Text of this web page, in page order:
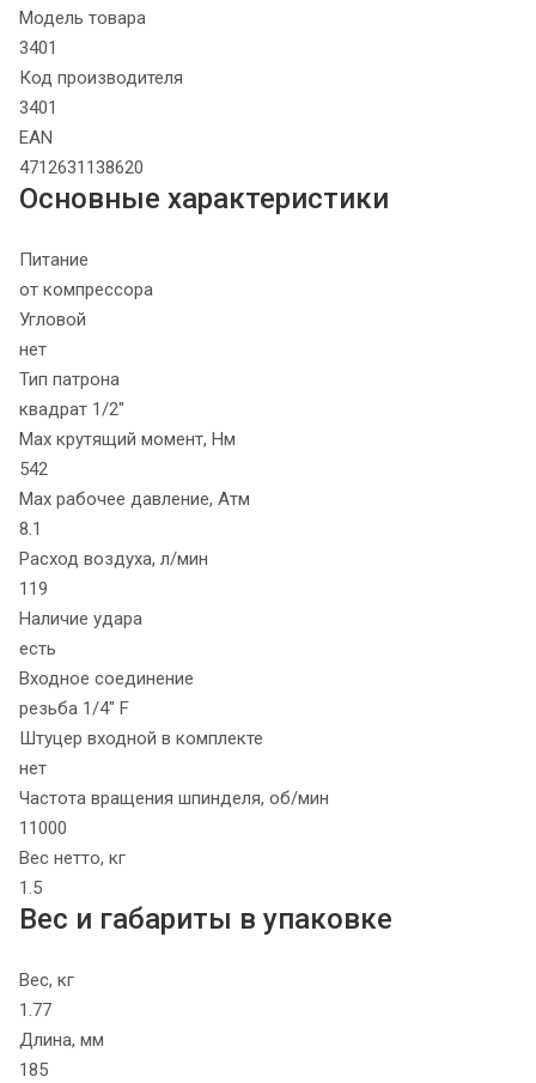
Модель товара
3401
Код производителя
3401
EAN
4712631138620
Основные характеристики
Питание
от компрессора
Угловой
нет
Тип патрона
квадрат 1/2"
Max крутящий момент, Нм
542
Max рабочее давление, Атм
8.1
Расход воздуха, л/мин
119
Наличие удара
есть
Входное соединение
резьба 1/4" F
Штуцер входной в комплекте
нет
Частота вращения шпинделя, об/мин
11000
Вес нетто, кг
1.5
Вес и габариты в упаковке
Вес, кг
1.77
Длина, мм
185